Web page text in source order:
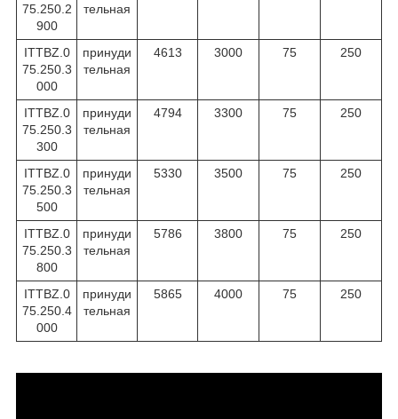
75.250.2
900
тельная
ITTBZ.0
75.250.3
000
принуди
тельная
4613 3000 75 250
ITTBZ.0
75.250.3
300
принуди
тельная
4794 3300 75 250
ITTBZ.0
75.250.3
500
принуди
тельная
5330 3500 75 250
ITTBZ.0
75.250.3
800
принуди
тельная
5786 3800 75 250
ITTBZ.0
75.250.4
000
принуди
тельная
5865 4000 75 250